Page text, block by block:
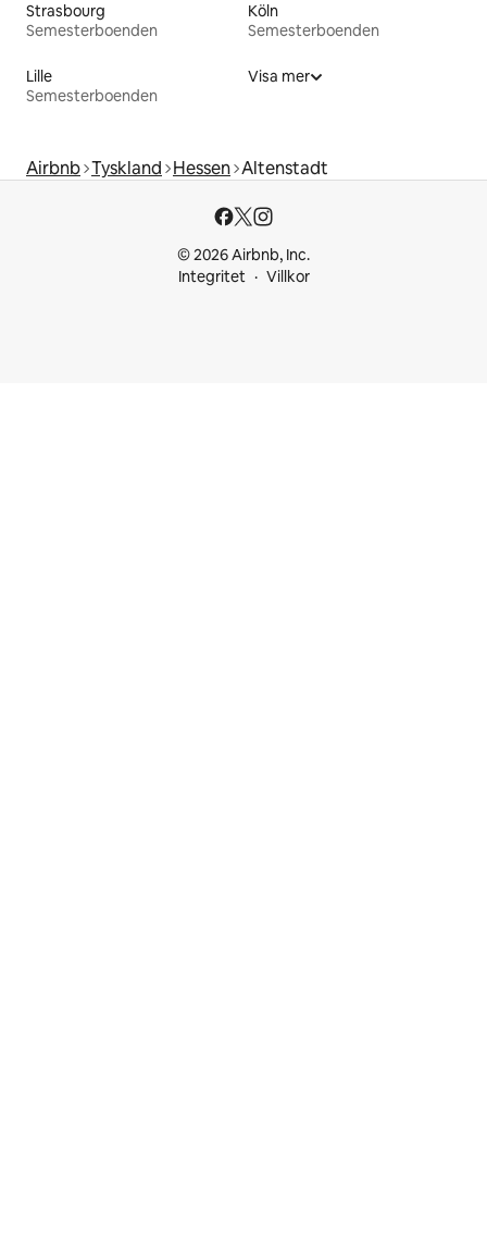
Strasbourg
Semesterboenden
Köln
Semesterboenden
Lille
Semesterboenden
Visa mer
Airbnb Tyskland Hessen Altenstadt
© 2026 Airbnb, Inc.
Integritet
Villkor